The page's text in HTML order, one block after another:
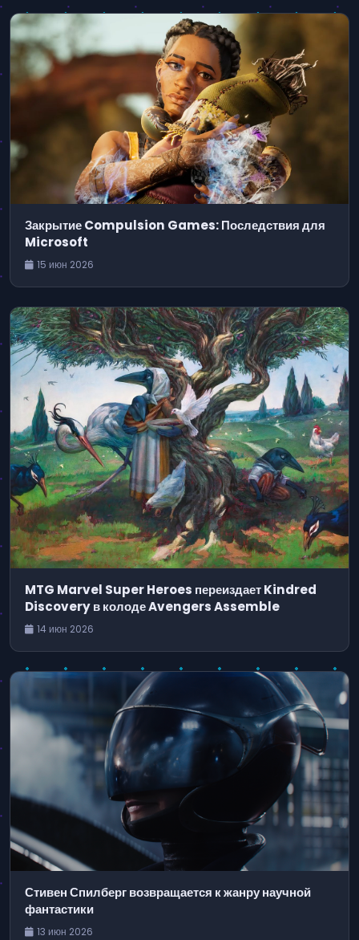
Закрытие Compulsion Games: Последствия для
Microsoft
15 июн 2026
MTG Marvel Super Heroes переиздает Kindred
Discovery в колоде Avengers Assemble
14 июн 2026
Стивен Спилберг возвращается к жанру научной
фантастики
13 июн 2026